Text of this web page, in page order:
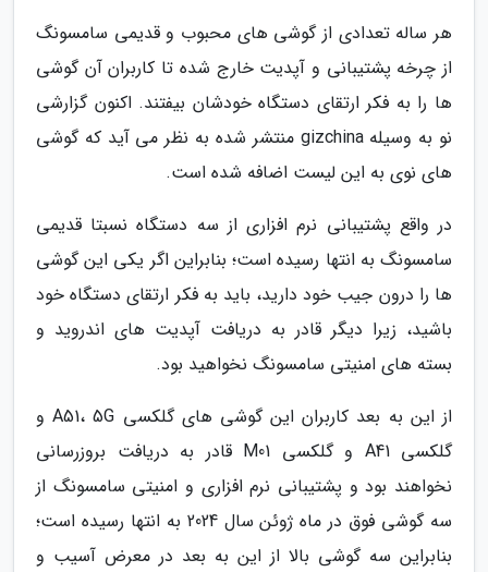
هر ساله تعدادی از گوشی های محبوب و قدیمی سامسونگ
از چرخه پشتیبانی و آپدیت خارج شده تا کاربران آن گوشی
ها را به فکر ارتقای دستگاه خودشان بیفتند. اکنون گزارشی
نو به وسیله gizchina منتشر شده به نظر می آید که گوشی
های نوی به این لیست اضافه شده است.
در واقع پشتیبانی نرم افزاری از سه دستگاه نسبتا قدیمی
سامسونگ به انتها رسیده است؛ بنابراین اگر یکی این گوشی
ها را درون جیب خود دارید، باید به فکر ارتقای دستگاه خود
باشید، زیرا دیگر قادر به دریافت آپدیت های اندروید و
بسته های امنیتی سامسونگ نخواهید بود.
از این به بعد کاربران این گوشی های گلکسی A51، 5G و
گلکسی A41 و گلکسی M01 قادر به دریافت بروزرسانی
نخواهند بود و پشتیبانی نرم افزاری و امنیتی سامسونگ از
سه گوشی فوق در ماه ژوئن سال 2024 به انتها رسیده است؛
بنابراین سه گوشی بالا از این به بعد در معرض آسیب و